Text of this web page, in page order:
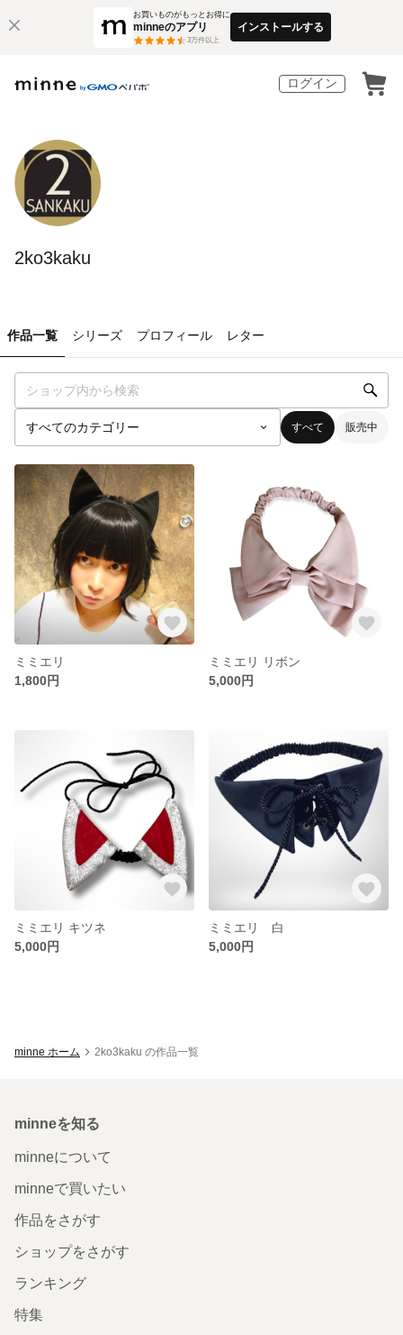
お買いものがもっとお得に
minneのアプリ
3万件以上
インストールする
ログイン
2ko3kaku
作品一覧 シリーズ プロフィール レター
すべて 販売中
ミミエリ
1,800円
ミミエリ リボン
5,000円
ミミエリ キツネ
5,000円
ミミエリ 白
5,000円
minne ホーム 2ko3kaku の作品一覧
minneを知る
minneについて
minneで買いたい
作品をさがす
ショップをさがす
ランキング
特集